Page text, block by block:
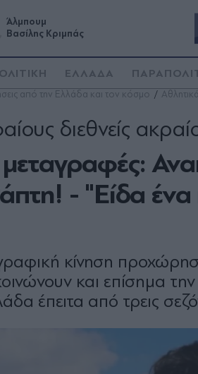
Άλμπουμ
Βασίλης Κριμπάς
ΕΛΛΑΔΑ
από την Ελλάδα και τον κόσμο
- "Είδα
διεθνείς
κίνηση
και επίσημα
έπειτα από τρεις